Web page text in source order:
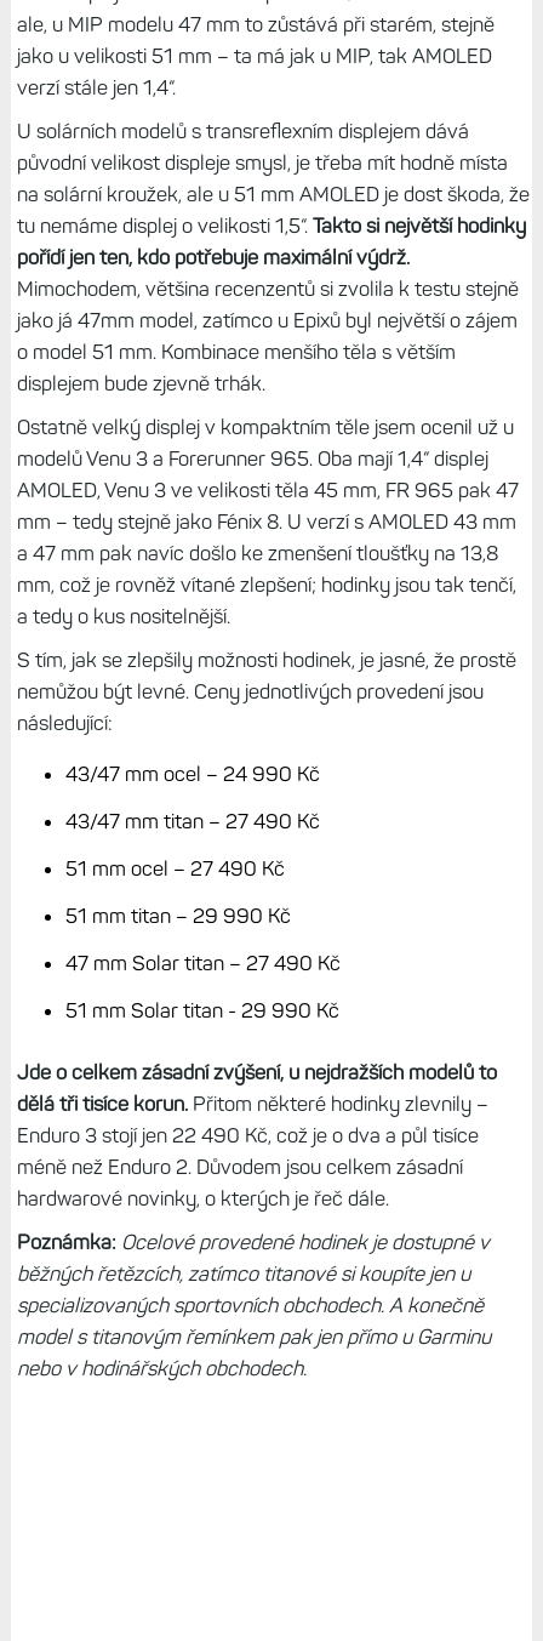
ale, u MIP modelu 47 mm to zůstává při starém, stejně
jako u velikosti 51 mm – ta má jak u MIP, tak AMOLED
verzí stále jen 1,4“.
U solárních modelů s transreflexním displejem dává
původní velikost displeje smysl, je třeba mít hodně místa
na solární kroužek, ale u 51 mm AMOLED je dost škoda, že
tu nemáme displej o velikosti 1,5“. Takto si největší hodinky
pořídí jen ten, kdo potřebuje maximální výdrž.
Mimochodem, většina recenzentů si zvolila k testu stejně
jako já 47mm model, zatímco u Epixů byl největší o zájem
o model 51 mm. Kombinace menšího těla s větším
displejem bude zjevně trhák.
Ostatně velký displej v kompaktním těle jsem ocenil už u
modelů Venu 3 a Forerunner 965. Oba mají 1,4“ displej
AMOLED, Venu 3 ve velikosti těla 45 mm, FR 965 pak 47
mm – tedy stejně jako Fénix 8. U verzí s AMOLED 43 mm
a 47 mm pak navíc došlo ke zmenšení tloušťky na 13,8
mm, což je rovněž vítané zlepšení; hodinky jsou tak tenčí,
a tedy o kus nositelnější.
S tím, jak se zlepšily možnosti hodinek, je jasné, že prostě
nemůžou být levné. Ceny jednotlivých provedení jsou
následující:
43/47 mm ocel – 24 990 Kč
43/47 mm titan – 27 490 Kč
51 mm ocel – 27 490 Kč
51 mm titan – 29 990 Kč
47 mm Solar titan – 27 490 Kč
51 mm Solar titan - 29 990 Kč
Jde o celkem zásadní zvýšení, u nejdražších modelů to
dělá tři tisíce korun.Přitom některé hodinky zlevnily –
Enduro 3 stojí jen 22 490 Kč, což je o dva a půl tisíce
méně než Enduro 2. Důvodem jsou celkem zásadní
hardwarové novinky, o kterých je řeč dále.
Poznámka: Ocelové provedené hodinek je dostupné v
běžných řetězcích, zatímco titanové si koupíte jen u
specializovaných sportovních obchodech. A konečně
model s titanovým řemínkem pak jen přímo u Garminu
nebo v hodinářských obchodech.